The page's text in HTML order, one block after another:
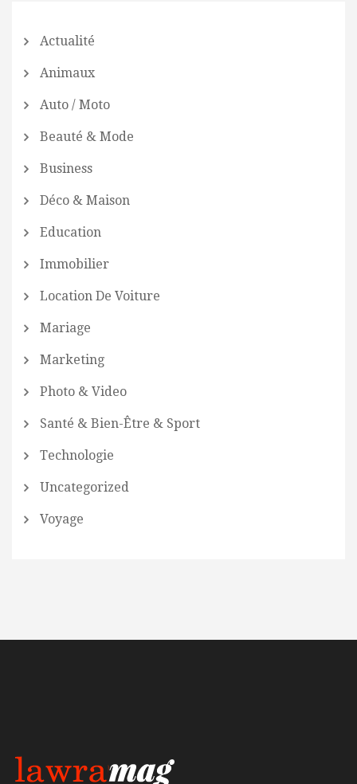
Actualité
Animaux
Auto / Moto
Beauté & Mode
Business
Déco & Maison
Education
Immobilier
Location De Voiture
Mariage
Marketing
Photo & Video
Santé & Bien-Être & Sport
Technologie
Uncategorized
Voyage